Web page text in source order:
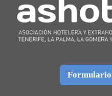
Formulario